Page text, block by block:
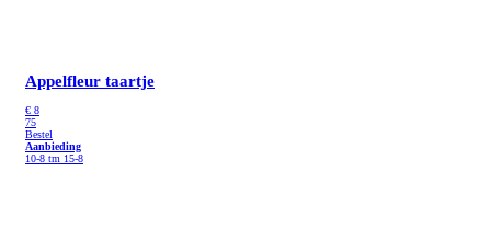
Appelfleur taartje
€ 8
75
Bestel
Aanbieding
10-8 tm 15-8